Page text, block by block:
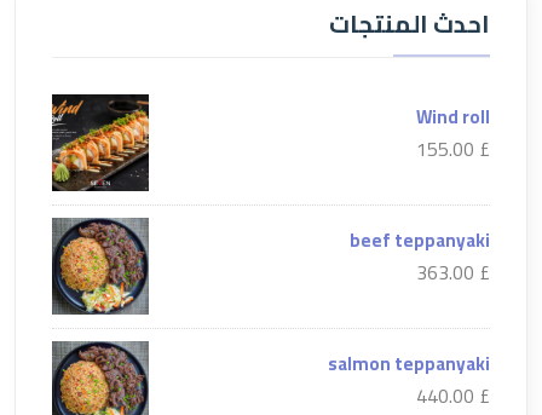
احدث المنتجات
Wind roll
£ 155.00
beef teppanyaki
£ 363.00
salmon teppanyaki
£ 440.00